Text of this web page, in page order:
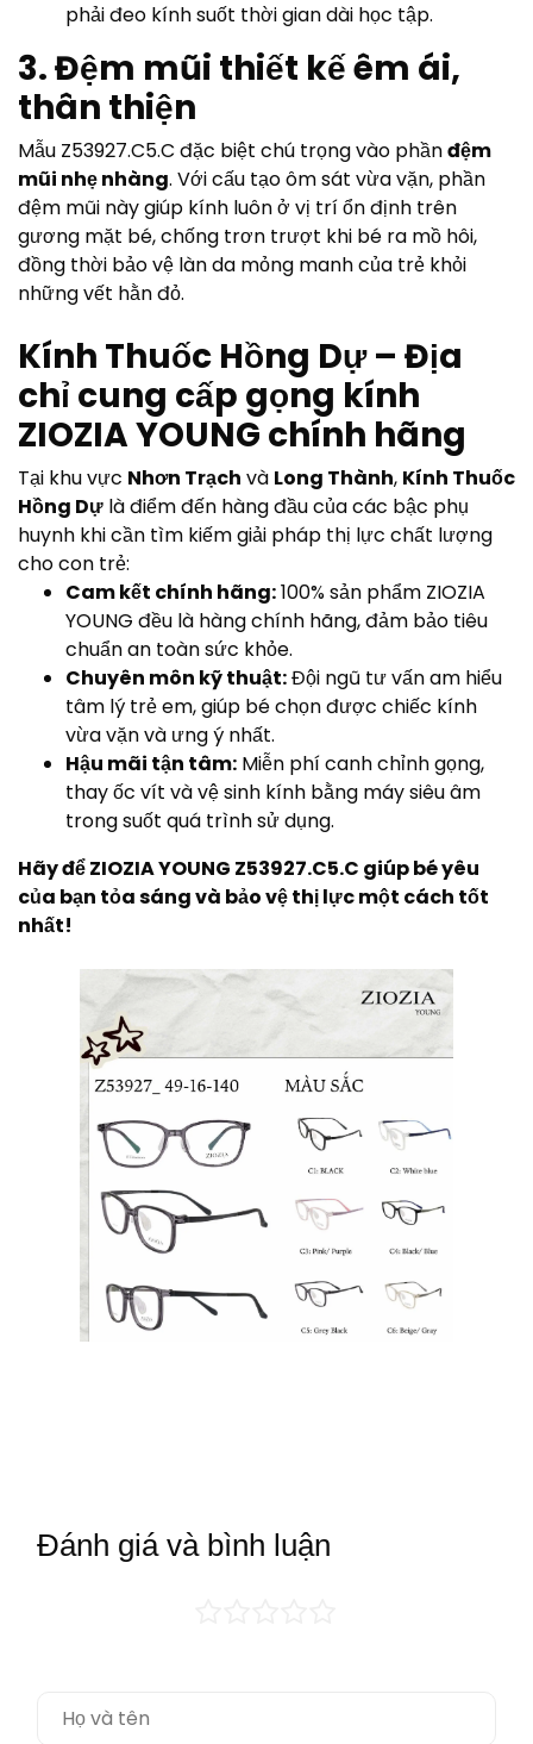
phải đeo kính suốt thời gian dài học tập.
3. Đệm mũi thiết kế êm ái,
thân thiện
Mẫu Z53927.C5.C đặc biệt chú trọng vào phầnđệm
mũi nhẹ nhàng. Với cấu tạo ôm sát vừa vặn, phần
đệm mũi này giúp kính luôn ở vị trí ổn định trên
gương mặt bé, chống trơn trượt khi bé ra mồ hôi,
đồng thời bảo vệ làn da mỏng manh của trẻ khỏi
những vết hằn đỏ.
Kính Thuốc Hồng Dự – Địa
chỉ cung cấp gọng kính
ZIOZIA YOUNG chính hãng
Tại khu vực Nhơn Trạch và Long Thành, Kính Thuốc
Hồng Dự là điểm đến hàng đầu của các bậc phụ
huynh khi cần tìm kiếm giải pháp thị lực chất lượng
cho con trẻ:
Cam kết chính hãng:100% sản phẩm ZIOZIA
YOUNG đều là hàng chính hãng, đảm bảo tiêu
chuẩn an toàn sức khỏe.
Chuyên môn kỹ thuật:Đội ngũ tư vấn am hiểu
tâm lý trẻ em, giúp bé chọn được chiếc kính
vừa vặn và ưng ý nhất.
Hậu mãi tận tâm: Miễn phí canh chỉnh gọng,
thay ốc vít và vệ sinh kính bằng máy siêu âm
trong suốt quá trình sử dụng.
Hãy để ZIOZIA YOUNG Z53927.C5.C giúp bé yêu
của bạn tỏa sáng và bảo vệ thị lực một cách tốt
nhất!
Đánh giá và bình luận